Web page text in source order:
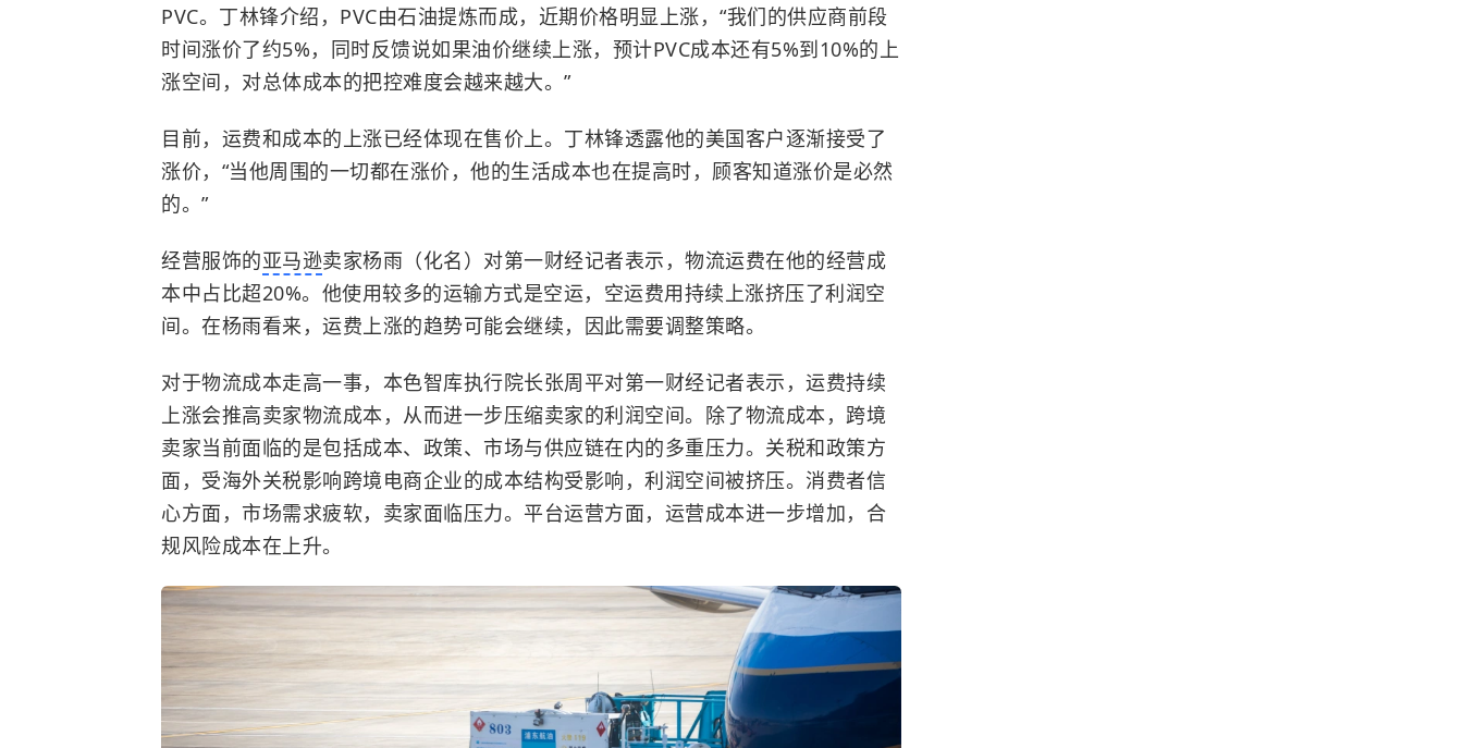
PVC。丁林锋介绍，PVC由石油提炼而成，近期价格明显上涨，“我们的供应商前段
时间涨价了约5%，同时反馈说如果油价继续上涨，预计PVC成本还有5%到10%的上
涨空间，对总体成本的把控难度会越来越大。”
目前，运费和成本的上涨已经体现在售价上。丁林锋透露他的美国客户逐渐接受了
涨价，“当他周围的一切都在涨价，他的生活成本也在提高时，顾客知道涨价是必然
的。”
经营服饰的亚马逊卖家杨雨（化名）对第一财经记者表示，物流运费在他的经营成
本中占比超20%。他使用较多的运输方式是空运，空运费用持续上涨挤压了利润空
间。在杨雨看来，运费上涨的趋势可能会继续，因此需要调整策略。
对于物流成本走高一事，本色智库执行院长张周平对第一财经记者表示，运费持续
上涨会推高卖家物流成本，从而进一步压缩卖家的利润空间。除了物流成本，跨境
卖家当前面临的是包括成本、政策、市场与供应链在内的多重压力。关税和政策方
面，受海外关税影响跨境电商企业的成本结构受影响，利润空间被挤压。消费者信
心方面，市场需求疲软，卖家面临压力。平台运营方面，运营成本进一步增加，合
规风险成本在上升。